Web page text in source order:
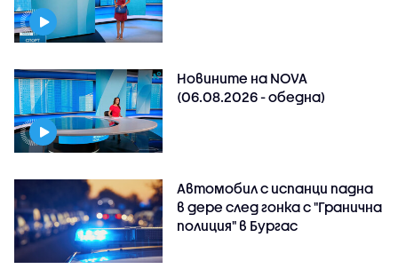
Новините на NOVA
(06.08.2026 - обедна)
Автомобил с испанци падна
в дере след гонка с "Гранична
полиция" в Бургас